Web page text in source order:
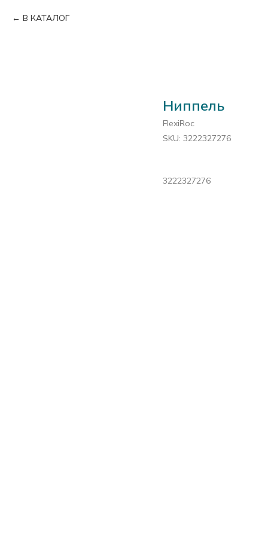
В КАТАЛОГ
Ниппель
FlexiRoc
SKU: 3222327276
3222327276